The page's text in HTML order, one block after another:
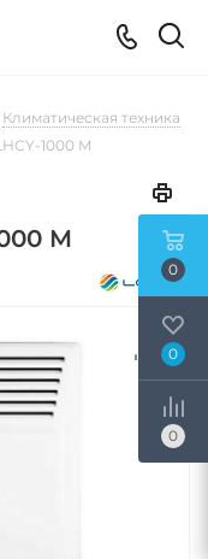
Климатическая техника
1000 M
M
0
0
0